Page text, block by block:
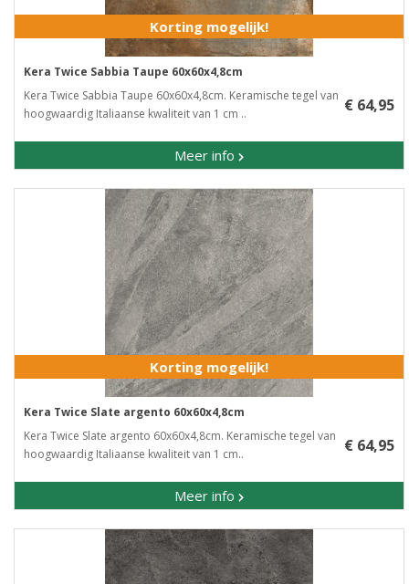
Korting mogelijk!
Kera Twice Sabbia Taupe 60x60x4,8cm
Kera Twice Sabbia Taupe 60x60x4,8cm. Keramische tegel van
hoogwaardig Italiaanse kwaliteit van 1 cm ..
Meer info
€ 64,95
Korting mogelijk!
Kera Twice Slate argento 60x60x4,8cm
Kera Twice Slate argento 60x60x4,8cm. Keramische tegel van
hoogwaardig Italiaanse kwaliteit van 1 cm..
Meer info
€ 64,95